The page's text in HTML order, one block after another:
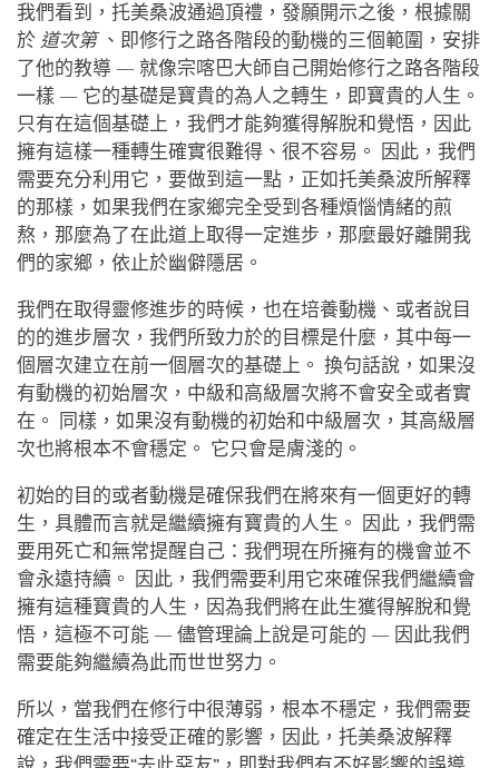
我們看到，托美桑波通過頂禮，發願開示之後，根據關
於 道次第、即修行之路各階段的動機的三個範圍，安排
了他的教導 — 就像宗喀巴大師自己開始修行之路各階段
一樣 — 它的基礎是寶貴的為人之轉生，即寶貴的人生。
只有在這個基礎上，我們才能夠獲得解脫和覺悟，因此
擁有這樣一種轉生確實很難得、很不容易。 因此，我們
需要充分利用它，要做到這一點，正如托美桑波所解釋
的那樣，如果我們在家鄉完全受到各種煩惱情緒的煎
熬，那麼為了在此道上取得一定進步，那麼最好離開我
們的家鄉，依止於幽僻隱居。
我們在取得靈修進步的時候，也在培養動機、或者說目
的的進步層次，我們所致力於的目標是什麼，其中每一
個層次建立在前一個層次的基礎上。 換句話說，如果沒
有動機的初始層次，中級和高級層次將不會安全或者實
在。 同樣，如果沒有動機的初始和中級層次，其高級層
次也將根本不會穩定。 它只會是膚淺的。
初始的目的或者動機是確保我們在將來有一個更好的轉
生，具體而言就是繼續擁有寶貴的人生。 因此，我們需
要用死亡和無常提醒自己：我們現在所擁有的機會並不
會永遠持續。 因此，我們需要利用它來確保我們繼續會
擁有這種寶貴的人生，因為我們將在此生獲得解脫和覺
悟，這極不可能 — 儘管理論上說是可能的 — 因此我們
需要能夠繼續為此而世世努力。
所以，當我們在修行中很薄弱，根本不穩定，我們需要
確定在生活中接受正確的影響，因此，托美桑波解釋